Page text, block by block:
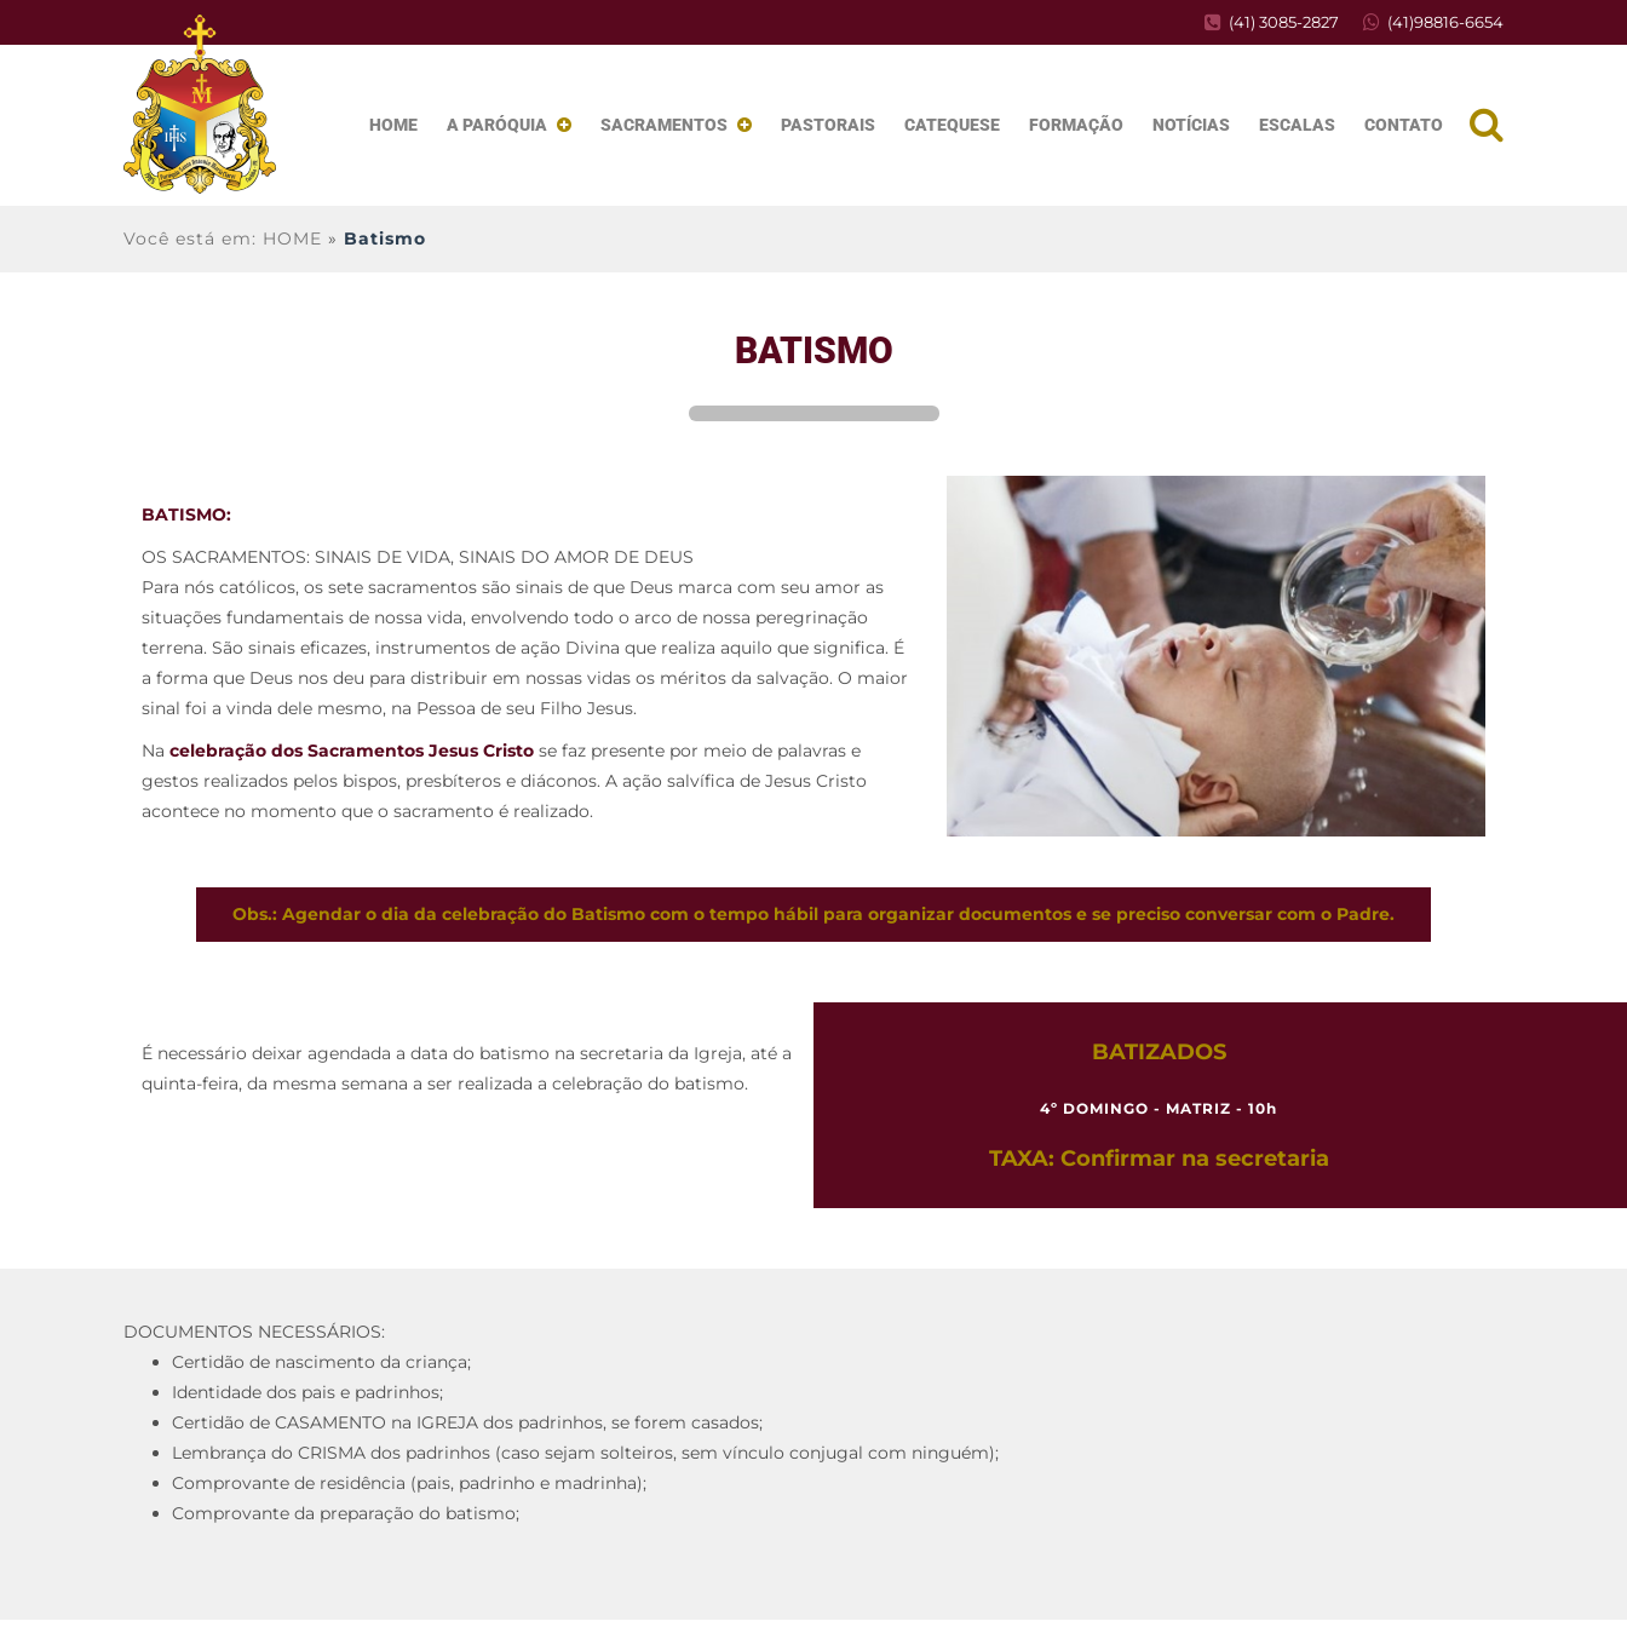
(41)98816-6654
(41) 3085-2827
HOME A PARÓQUIA SACRAMENTOS PASTORAIS CATEQUESE FORMAÇÃO NOTÍCIAS ESCALAS CONTATO
Você está em: HOME » Batismo
BATISMO
BATISMO:
OS SACRAMENTOS: SINAIS DE VIDA, SINAIS DO AMOR DE DEUS
Para nós católicos, os sete sacramentos são sinais de que Deus marca com seu amor as
situações fundamentais de nossa vida, envolvendo todo o arco de nossa peregrinação
terrena. São sinais eficazes, instrumentos de ação Divina que realiza aquilo que significa. É
a forma que Deus nos deu para distribuir em nossas vidas os méritos da salvação. O maior
sinal foi a vinda dele mesmo, na Pessoa de seu Filho Jesus.
Na celebração dos Sacramentos Jesus Cristo se faz presente por meio de palavras e
gestos realizados pelos bispos, presbíteros e diáconos. A ação salvífica de Jesus Cristo
acontece no momento que o sacramento é realizado.
Obs.: Agendar o dia da celebração do Batismo com o tempo hábil para organizar documentos e se preciso conversar com o Padre.
É necessário deixar agendada a data do batismo na secretaria da Igreja, até a
quinta-feira, da mesma semana a ser realizada a celebração do batismo.
BATIZADOS
4º DOMINGO - MATRIZ - 10h
TAXA: Confirmar na secretaria
DOCUMENTOS NECESSÁRIOS:
Certidão de nascimento da criança;
Identidade dos pais e padrinhos;
Certidão de CASAMENTO na IGREJA dos padrinhos, se forem casados;
Lembrança do CRISMA dos padrinhos (caso sejam solteiros, sem vínculo conjugal com ninguém);
Comprovante de residência (pais, padrinho e madrinha);
Comprovante da preparação do batismo;